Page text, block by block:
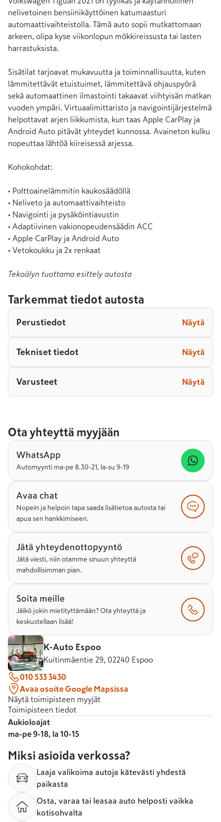
nelivetoinen bensiinikäyttöinen katumaasturi
automaattivaihteistolla. Tämä auto sopii mutkattomaan
arkeen, olipa kyse viikonlopun mökkireissusta tai lasten
harrastuksista.
Sisätilat tarjoavat mukavuutta ja toiminnallisuutta, kuten
lämmitettävät etuistuimet, lämmitettävä ohjauspyörä
sekä automaattinen ilmastointi takaavat viihtyisän matkan
vuoden ympäri. Virtuaalimittaristo ja navigointijärjestelmä
helpottavat arjen liikkumista, kun taas Apple CarPlay ja
Android Auto pitävät yhteydet kunnossa. Avaineton kulku
nopeuttaa lähtöä kiireisessä arjessa.
Kohokohdat:
• Polttoainelämmitin kaukosäädöllä
• Neliveto ja automaattivaihteisto
• Navigointi ja pysäköintiavustin
• Adaptiivinen vakionopeudensäädin ACC
• Apple CarPlay ja Android Auto
• Vetokoukku ja 2x renkaat
Tekoälyn tuottama esittely autosta
Tarkemmat tiedot autosta
Perustiedot Näytä
Tekniset tiedot Näytä
Varusteet Näytä
Ota yhteyttä myyjään
WhatsApp
Automyynti ma-pe 8.30-21, la-su 9-19
Avaa chat
Nopein ja helpoin tapa saada lisätietoa autosta tai
apua sen hankkimiseen.
Jätä yhteydenottopyyntö
Jätä viesti, niin otamme sinuun yhteyttä
mahdollisimman pian.
Soita meille
Jäikö jokin mietityttämään? Ota yhteyttä ja
keskustellaan lisää!
K-Auto Espoo
Kuitinmäentie 29, 02240 Espoo
010 533 3430
Avaa osoite Google Mapsissa
Näytä toimipisteen myyjät
Toimipisteen tiedot
Aukioloajat
ma-pe 9-18, la 10-15
Miksi asioida verkossa?
Laaja valikoima autoja kätevästi yhdestä
paikasta
Osta, varaa tai leasaa auto helposti vaikka
kotisohvalta